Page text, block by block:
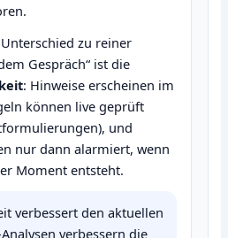
zu reiner
Gespräch“ ist die
: Hinweise erscheinen im
können live geprüft
und
nur dann alarmiert, wenn
Moment entsteht.
verbessert den aktuellen
verbessern die